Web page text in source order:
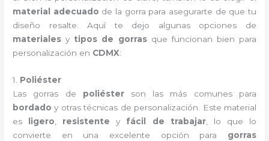
material adecuado de la gorra para asegurarte de que tu
diseño resalte. Aquí te dejo algunas opciones de
materiales y tipos de gorrasque funcionan bien para
personalización en CDMX:
1. Poliéster
Las gorras de poliésterson las más comunes para
bordado y otras técnicas de personalización. Este material
es
ligero, resistente y fácil de trabajar, lo que lo
convierte en una excelente opción para gorras